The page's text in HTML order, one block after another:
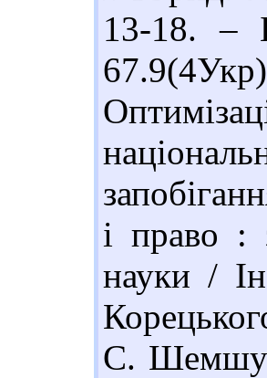
13-18. –
і право :
науки /
С.